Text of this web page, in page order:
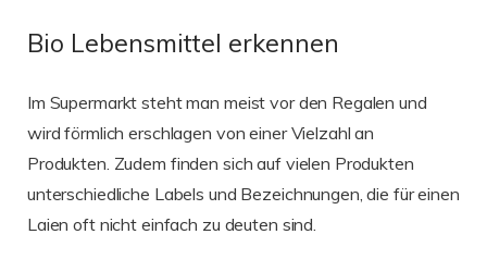
Bio Lebensmittel erkennen
Im Supermarkt steht man meist vor den Regalen und
wird förmlich erschlagen von einer Vielzahl an
Produkten. Zudem finden sich auf vielen Produkten
unterschiedliche Labels und Bezeichnungen, die für einen
Laien oft nicht einfach zu deuten sind.